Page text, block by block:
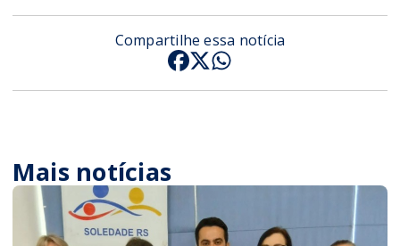
Compartilhe essa notícia
Mais notícias